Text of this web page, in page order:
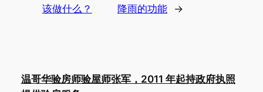
该做什么？
降雨的功能
→
温哥华验房师验屋师张军，2011 年起持政府执照